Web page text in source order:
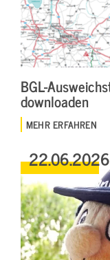
BGL-
downloaden
MEHR ERFAHREN
22.06.2026